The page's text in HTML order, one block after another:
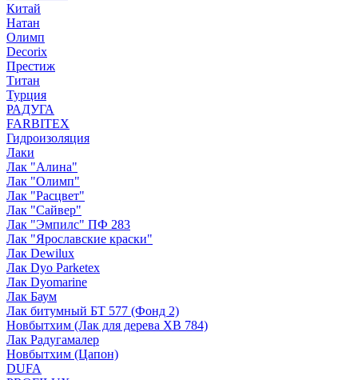
Китай
Натан
Олимп
Decorix
Престиж
Титан
Турция
РАДУГА
FARBITEX
Гидроизоляция
Лаки
Лак "Алина"
Лак "Олимп"
Лак "Расцвет"
Лак "Сайвер"
Лак "Эмпилс" ПФ 283
Лак "Ярославские краски"
Лак Dewilux
Лак Dyo Parketex
Лак Dyomarine
Лак Баум
Лак битумный БТ 577 (Фонд 2)
Новбытхим (Лак для дерева ХВ 784)
Лак Радугамалер
Новбытхим (Цапон)
DUFA